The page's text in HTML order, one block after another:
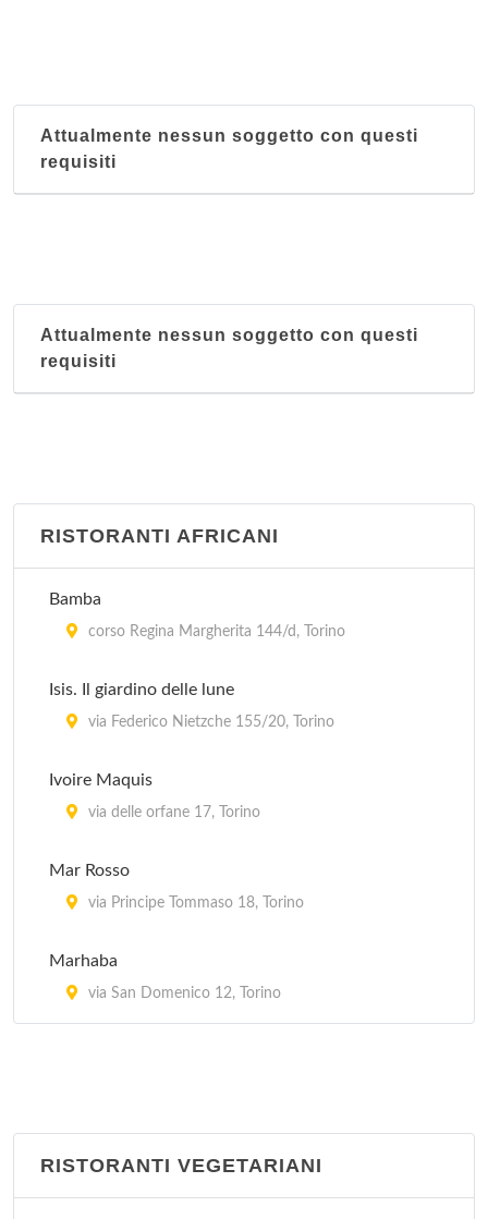
Attualmente nessun soggetto con questi
requisiti
Attualmente nessun soggetto con questi
requisiti
RISTORANTI AFRICANI
Bamba
corso Regina Margherita 144/d, Torino
Isis. Il giardino delle lune
via Federico Nietzche 155/20, Torino
Ivoire Maquis
via delle orfane 17, Torino
Mar Rosso
via Principe Tommaso 18, Torino
Marhaba
via San Domenico 12, Torino
RISTORANTI VEGETARIANI